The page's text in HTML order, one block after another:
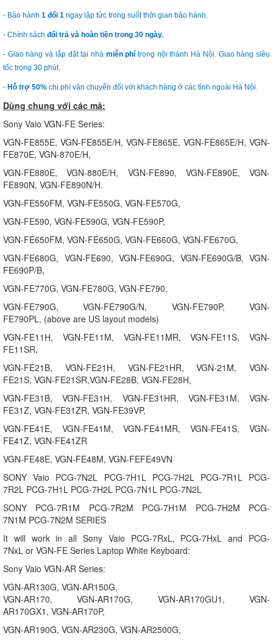
- Bảo hành 1 đổi 1 ngay lập tức trong suốt thời gian bảo hành.
- Chính sách đổi trả và hoàn tiền trong 30 ngày.
- Giao hàng và lắp đặt tại nhà miễn phí trong nội thành Hà Nội. Giao hàng siêu
tốc trong 30 phút.
- Hỗ trợ 50% chi phí vận chuyển đối với khách hàng ở các tỉnh ngoài Hà Nội.
Dùng chung với các mã:
Sony Vaio VGN-FE Series:
VGN-FE855E, VGN-FE855E/H, VGN-FE865E, VGN-FE865E/H, VGN-
FE870E, VGN-870E/H,
VGN-FE880E, VGN-880E/H, VGN-FE890, VGN-FE890E, VGN-
FE890N, VGN-FE890N/H.
VGN-FE550FM, VGN-FE550G, VGN-FE570G,
VGN-FE590, VGN-FE590G, VGN-FE590P,
VGN-FE650FM, VGN-FE650G, VGN-FE660G, VGN-FE670G,
VGN-FE680G, VGN-FE690, VGN-FE690G, VGN-FE690G/B, VGN-
FE690P/B,
VGN-FE770G, VGN-FE780G, VGN-FE790,
VGN-FE790G, VGN-FE790G/N, VGN-FE790P, VGN-
FE790PL, (above are US layout models)
VGN-FE11H, VGN-FE11M, VGN-FE11MR, VGN-FE11S, VGN-
FE11SR,
VGN-FE21B, VGN-FE21H, VGN-FE21HR, VGN-21M, VGN-
FE21S, VGN-FE21SR,VGN-FE28B, VGN-FE28H,
VGN-FE31B, VGN-FE31H, VGN-FE31HR, VGN-FE31M, VGN-
FE31Z, VGN-FE31ZR, VGN-FE39VP,
VGN-FE41E, VGN-FE41M, VGN-FE41MR, VGN-FE41S, VGN-
FE41Z, VGN-FE41ZR
VGN-FE48E, VGN-FE48M, VGN-FEFE49VN
SONY Vaio PCG-7N2L PCG-7H1L PCG-7H2L PCG-7R1L PCG-
7R2L PCG-7H1L PCG-7H2L PCG-7N1L PCG-7N2L
SONY PCG-7R1M PCG-7R2M PCG-7H1M PCG-7H2M PCG-
7N1M PCG-7N2M SERIES
It will work in all Sony Vaio PCG-7RxL, PCG-7HxL and PCG-
7NxL or VGN-FE Series Laptop White Keyboard:
Sony Vaio VGN-AR Series:
VGN-AR130G, VGN-AR150G,
VGN-AR170, VGN-AR170G, VGN-AR170GU1, VGN-
AR170GX1, VGN-AR170P,
VGN-AR190G, VGN-AR230G, VGN-AR2500G,